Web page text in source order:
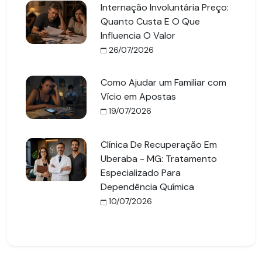
Internação Involuntária Preço:
Quanto Custa E O Que
Influencia O Valor
26/07/2026
Como Ajudar um Familiar com
Vício em Apostas
19/07/2026
Clínica De Recuperação Em
Uberaba - MG: Tratamento
Especializado Para
Dependência Química
10/07/2026